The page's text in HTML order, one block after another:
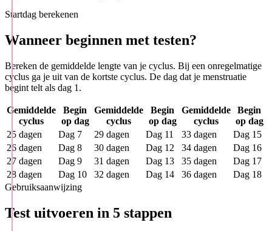
Startdag berekenen
Wanneer beginnen met testen?
Bereken de gemiddelde lengte van je cyclus. Bij een onregelmatige
cyclus ga je uit van de kortste cyclus. De dag dat je menstruatie
begint telt als dag 1.
Gemiddelde
cyclus
Begin
op dag
Gemiddelde
cyclus
Begin
op dag
Gemiddelde
cyclus
Begin
op dag
25 dagen
Dag 7 29 dagen Dag 11 33 dagen
Dag 15
26 dagen
Dag 8 30 dagen Dag 12 34 dagen
Dag 16
27 dagen
Dag 9 31 dagen Dag 13 35 dagen
Dag 17
28 dagen
Dag 10 32 dagen Dag 14 36 dagen
Dag 18
Gebruiksaanwijzing
Test uitvoeren in 5 stappen